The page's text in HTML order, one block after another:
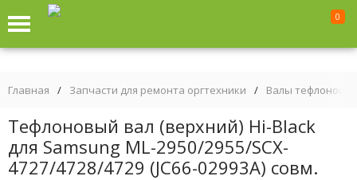
0
Главная / Запчасти для ремонта оргтехники / Валы
Тефлоновый вал (верхний) Hi-Black
для Samsung ML-2950/2955/SCX-
4727/4728/4729 (JC66-02993A) совм.